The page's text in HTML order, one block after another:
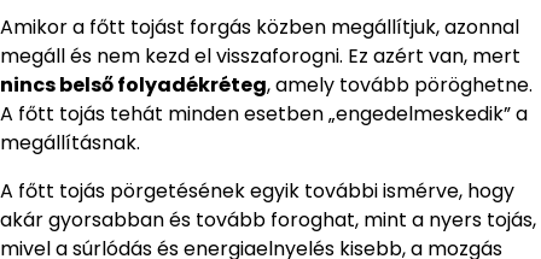
Amikor a főtt tojást forgás közben megállítjuk, azonnal
megáll és nem kezd el visszaforogni. Ez azért van, mert
nincs belső folyadékréteg, amely tovább pöröghetne.
A főtt tojás tehát minden esetben „engedelmeskedik” a
megállításnak.
A főtt tojás pörgetésének egyik további ismérve, hogy
akár gyorsabban és tovább foroghat, mint a nyers tojás,
mivel a súrlódás és energiaelnyelés kisebb, a mozgás